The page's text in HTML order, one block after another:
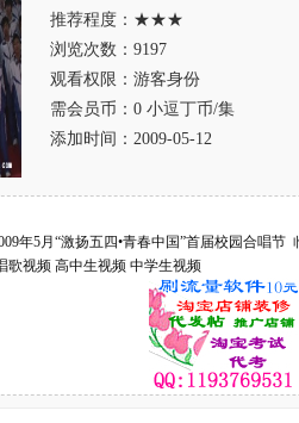
推荐程度：★★★
浏览次数：9197
观看权限：游客身份
需会员币：0 小逗丁币/集
添加时间：2009-05-12
年5月“激扬五四•青春中国”首届校园合唱
歌视频 高中生视频 中学生视频